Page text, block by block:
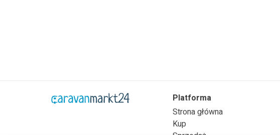
Platforma
Strona główna
Kup